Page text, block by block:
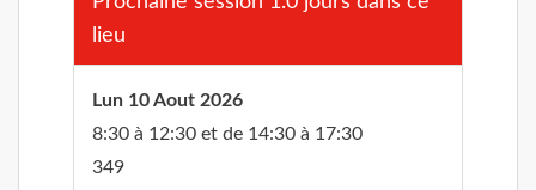
lieu
Lun 10 Aout 2026
8:30 à 12:30 et de 14:30 à 17:30
349